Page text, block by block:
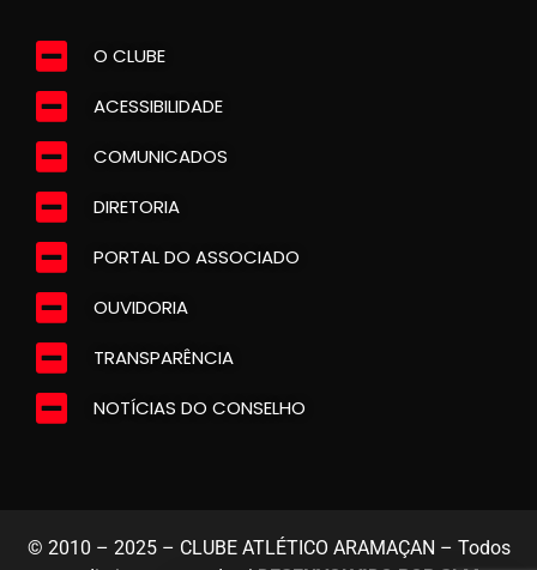
O CLUBE
ACESSIBILIDADE
COMUNICADOS
DIRETORIA
PORTAL DO ASSOCIADO
OUVIDORIA
TRANSPARÊNCIA
NOTÍCIAS DO CONSELHO
© 2010 – 2025 – CLUBE ATLÉTICO ARAMAÇAN – Todos